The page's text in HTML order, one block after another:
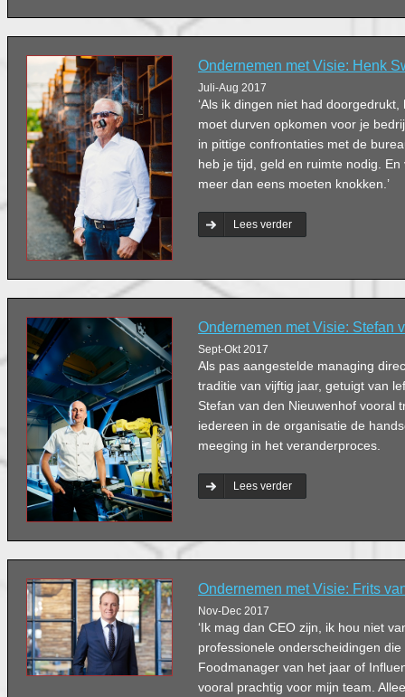
Ondernemen met Visie: Henk
Juli-Aug 2017
‘Als ik dingen niet had
moet durven opkomen voor je
in pittige confrontaties met de
heb je tijd, geld en ruimte nodig.
meer dan eens moeten knokken.’
Lees verder
Ondernemen met Visie: Stefan
Sept-Okt 2017
Als pas aangestelde managing
traditie van vijftig jaar, getuigt van
Stefan van den Nieuwenhof vooral
iedereen in de organisatie de
meeging in het veranderproces.
Lees verder
Ondernemen met Visie: Frits
Nov-Dec 2017
‘Ik mag dan CEO zijn, ik hou niet
professionele onderscheidingen
Foodmanager van het jaar of
vooral prachtig voor mijn team.